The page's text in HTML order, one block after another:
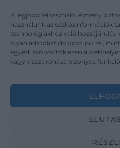
A legjobb felhasználói élmény
használunk az eszközinformációk
technológiákhoz való hozzájárulás
olyan adatokat dolgozzunk fel,
egyedi azonosítók ezen a
vagy visszavonása bizonyos
Karrier
Kapcsolat
Copyright 2026 ©